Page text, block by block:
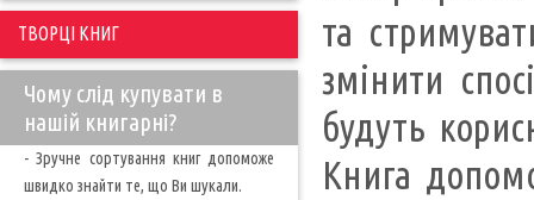
та
змінити
будуть
Книга
ТВОРЦІ КНИГ
Чому слід купувати в
нашій книгарні?
- Зручне сортування книг допоможе
швидко знайти те, що Ви шукали.